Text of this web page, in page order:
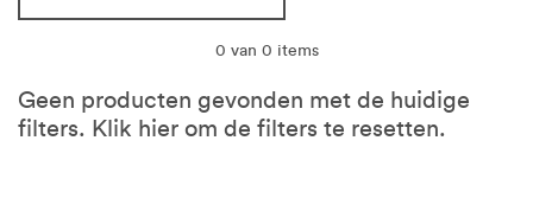
0 van 0 items
Geen producten gevonden met de huidige
filters. Klik hier om de filters te resetten.